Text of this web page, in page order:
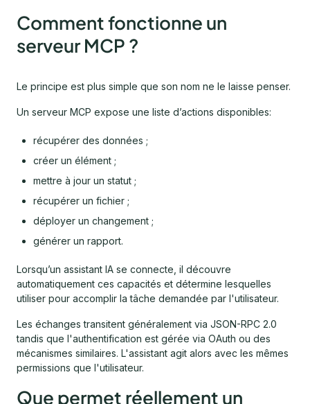
Comment fonctionne un
serveur MCP ?
Le principe est plus simple que son nom ne le laisse penser.
Un serveur MCP expose une liste d’actions disponibles:
récupérer des données ;
créer un élément ;
mettre à jour un statut ;
récupérer un fichier ;
déployer un changement ;
générer un rapport.
Lorsqu’un assistant IA se connecte, il découvre
automatiquement ces capacités et détermine lesquelles
utiliser pour accomplir la tâche demandée par l'utilisateur.
Les échanges transitent généralement via JSON-RPC 2.0
tandis que l'authentification est gérée via OAuth ou des
mécanismes similaires. L'assistant agit alors avec les mêmes
permissions que l'utilisateur.
Que permet réellement un